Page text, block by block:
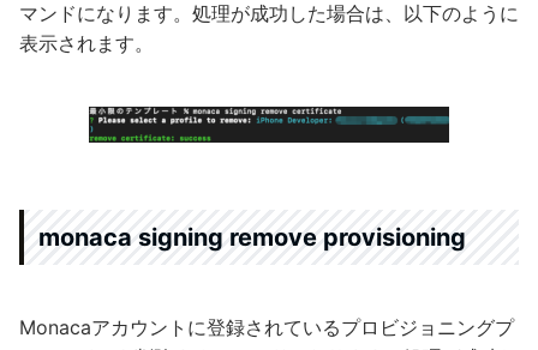
マンドになります。処理が成功した場合は、以下のように
表示されます。
monaca signing remove provisioning
Monacaアカウントに登録されているプロビジョニングプ